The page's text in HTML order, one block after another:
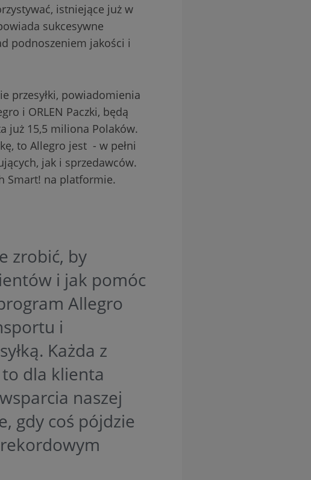
istniejące już w
sukcesywne
podnoszeniem jakości i
przesyłki, powiadomienia
i ORLEN Paczki, będą
już 15,5 miliona Polaków.
to Allegro jest - w pełni
jak i sprzedawców.
Smart! na platformie.
zrobić, by
i jak pomóc
Allegro
i
Każda z
dla klienta
naszej
gdy coś pójdzie